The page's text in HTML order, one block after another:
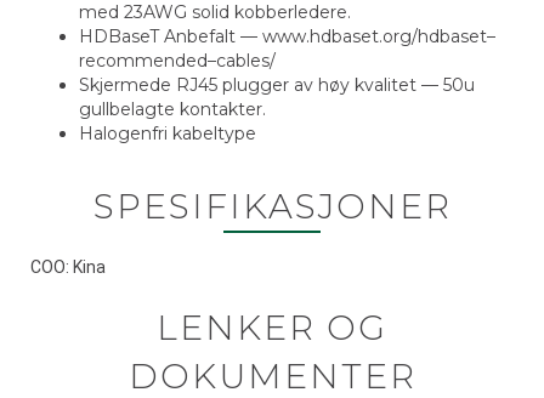
med 23AWG solid kobberledere.
HDBaseT Anbefalt — www.hdbaset.org/hdbaset–
recommended–cables/
Skjermede RJ45 plugger av høy kvalitet — 50u
gullbelagte kontakter.
Halogenfri kabeltype
SPESIFIKASJONER
COO: Kina
LENKER OG
DOKUMENTER